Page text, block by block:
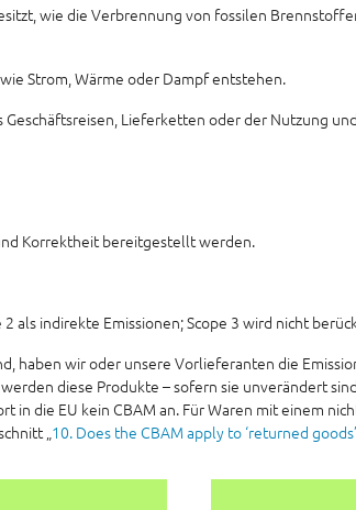
wie die Verbrennung von fossilen
Strom, Wärme oder Dampf entstehen.
Lieferketten oder der Nutzung
Korrektheit bereitgestellt werden.
als indirekte Emissionen; Scope 3 wird nicht
haben wir oder unsere Vorlieferanten die
diese Produkte – sofern sie unverändert
die EU kein CBAM an. Für Waren mit einem
„10. Does the CBAM apply to ‘returned